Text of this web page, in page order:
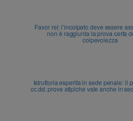
Favor rei: l’incolpato deve essere
non è raggiunta la prova certa
colpevolezza
Istruttoria esperita in sede penale: il
cc.dd. prove atipiche vale anche in